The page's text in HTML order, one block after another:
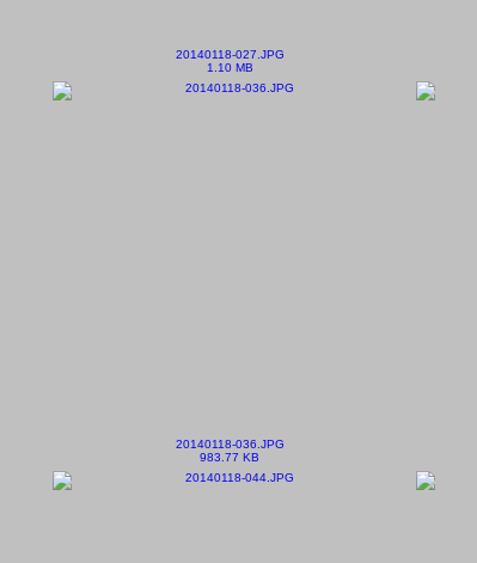
20140118-027.JPG
1.10 MB
20140118-036.JPG
983.77 KB